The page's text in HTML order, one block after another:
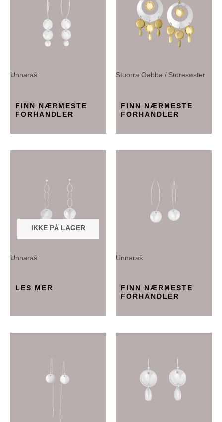
Unnaraš
FINN NÆRMESTE
FORHANDLER
Stuorra Oabba / Storesøster
FINN NÆRMESTE
FORHANDLER
IKKE PÅ LAGER
Unnaraš
LES MER
Unnaraš
FINN NÆRMESTE
FORHANDLER